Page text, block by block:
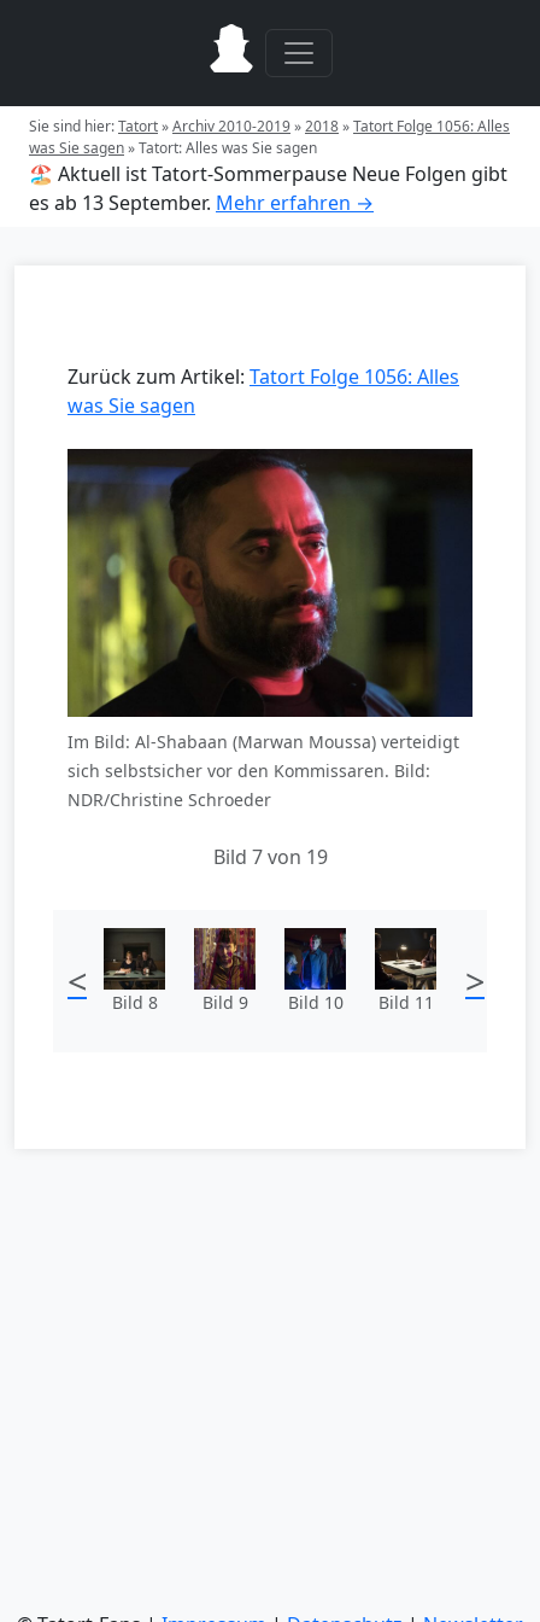
Sie sind hier:Tatort»Archiv 2010-2019»2018»Tatort Folge 1056: Alles
was Sie sagen»Tatort: Alles was Sie sagen
🏖️ Aktuell ist Tatort-Sommerpause Neue Folgen gibt
es ab 13 September. Mehr erfahren →
Zurück zum Artikel: Tatort Folge 1056: Alles
was Sie sagen
Im Bild: Al-Shabaan (Marwan Moussa) verteidigt
sich selbstsicher vor den Kommissaren. Bild:
NDR/Christine Schroeder
Bild 7 von 19
< Bild 8 Bild 9 Bild 10 Bild 11 >